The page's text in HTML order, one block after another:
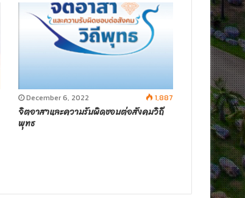
December 6, 2022 1,887
จิตอาสาและความรับผิดชอบต่อสังคมวิถี
พุทธ